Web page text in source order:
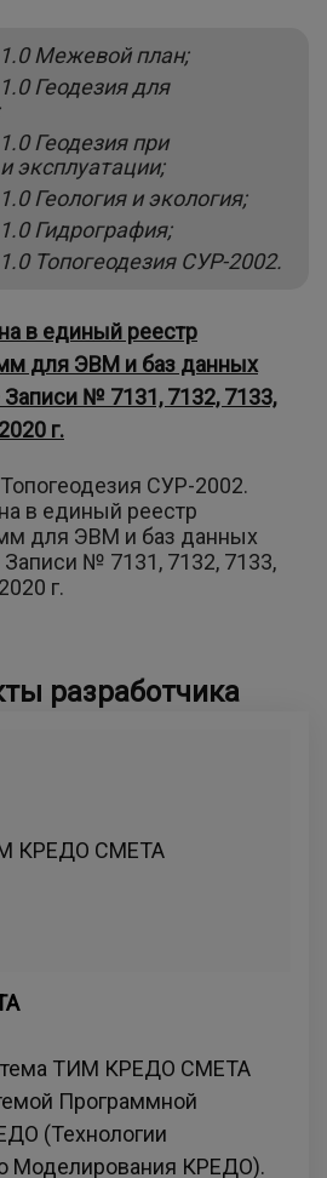
Межевой план;
Геодезия для
Геодезия при
эксплуатации;
Геология и экология;
Гидрография;
Топогеодезия СУР-2002.
в единый реестр
для ЭВМ и баз данных
№ 7131, 7132, 7133,
г.
СУР-2002.
в единый реестр
для ЭВМ и баз данных
№ 7131, 7132, 7133,
г.
разработчика
ТИМ КРЕДО СМЕТА
Программной
(Технологии
Моделирования КРЕДО).